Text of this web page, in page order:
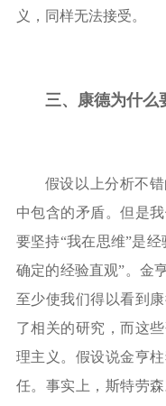
义，同样无法接受。
三、 康德为什么
假设以上分析不
中包含的矛盾。但是
要坚持“我在思维”是
确定的经验直观”。金
至少使我们得以看到
了相关的研究，而这
理主义。假设说金亨
任。事实上，斯特劳